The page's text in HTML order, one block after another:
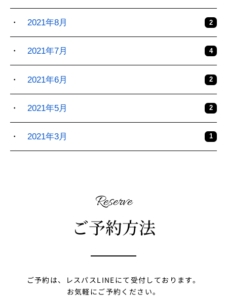
2021年8月 2
2021年7月 4
2021年6月 2
2021年5月 2
2021年3月 1
Reserve
ご予約方法
ご予約は、レスパスLINEにて受付しております。
お気軽にご予約ください。